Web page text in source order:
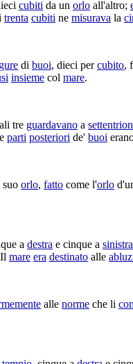
cubiti da un orlo all'altro;
trenta cubiti ne misurava la
di buoi, dieci percubito,
insieme col mare.
tre guardavano a
parti posteriori de' buoi
suo orlo, fatto come l'orlo
a destra e cinque a sinistra
mare era destinato alle
alle norme che li